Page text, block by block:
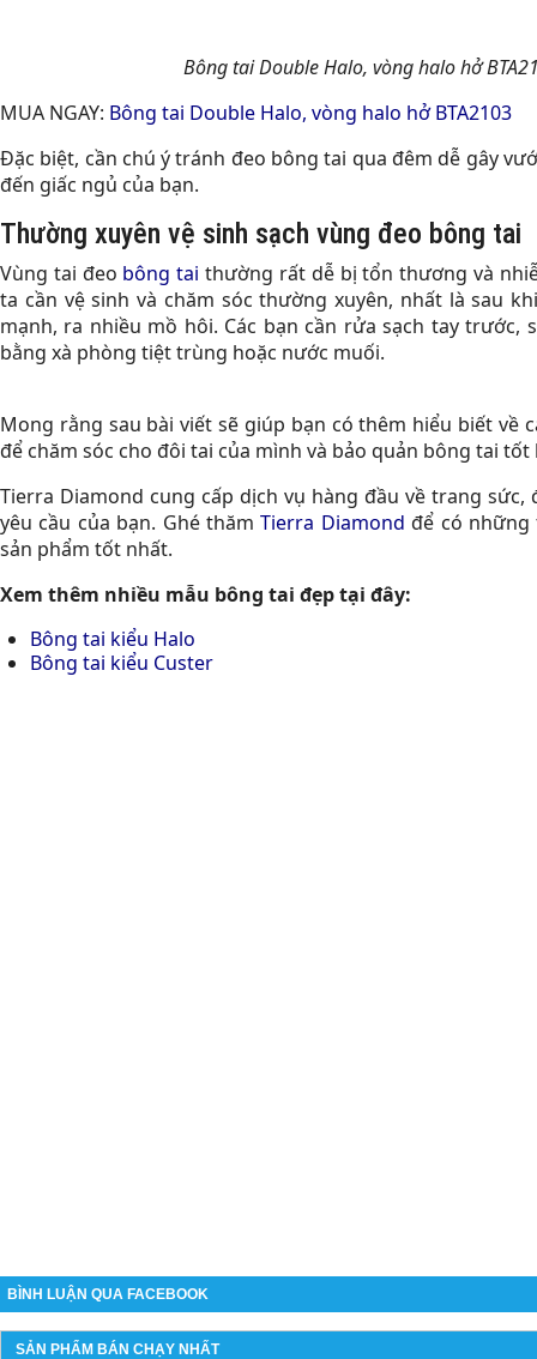
Bông tai Double Halo, vòng halo hở
MUA NGAY: Bông tai Double Halo, vòng halo hở BTA2103
Đặc biệt, cần chú ý tránh đeo bông tai qua đêm dễ gây
đến giấc ngủ của bạn.
Thường xuyên vệ sinh sạch vùng đeo bông tai
Vùng tai đeo bông tai thường rất dễ bị tổn thương và
ta cần vệ sinh và chăm sóc thường xuyên, nhất là sau
mạnh, ra nhiều mồ hôi. Các bạn cần rửa sạch tay trước,
bằng xà phòng tiệt trùng hoặc nước muối.
Mong rằng sau bài viết sẽ giúp bạn có thêm hiểu biết về
để chăm sóc cho đôi tai của mình và bảo quản bông tai
Tierra Diamond cung cấp dịch vụ hàng đầu về trang
yêu cầu của bạn. Ghé thămTierra Diamond để có những
sản phẩm tốt nhất.
Xem thêm nhiều mẫu bông tai đẹp tại đây:
Bông tai kiểu Halo
Bông tai kiểu Custer
BÌNH LUẬN QUA FACEBOOK
SẢN PHẨM BÁN CHẠY NHẤT